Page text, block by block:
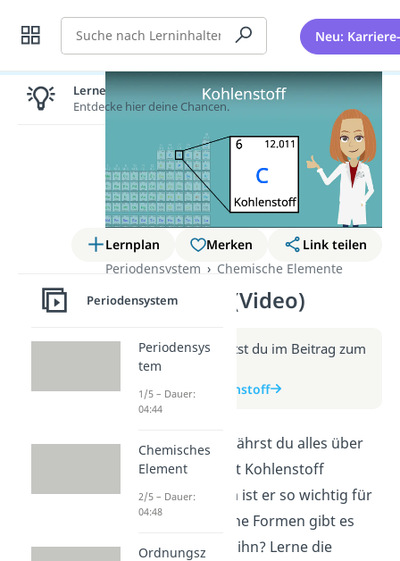
Suche Neu:
Lernplan Merken
Link teilen
Periodensystem
Chemische Elemente
Kohlenstoff (Video)
Weitere Infos erhältst du im Beitrag zum
Video
zum Beitrag: Kohlenstoff
In diesem Video erfährst du alles über
Kohlenstoff: Was ist Kohlenstoff
überhaupt? Warum ist er so wichtig für
unser Leben? Welche Formen gibt es
und wo findet man ihn? Lerne die
Lernen lohnt sich!
Entdecke hier deine Chancen.
Periodensystem
Periodensys
tem
1/5 – Dauer:
04:44
Chemisches
Element
2/5 – Dauer:
04:48
Ordnungsz